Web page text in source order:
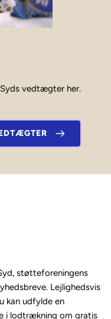
vedtægter her.
støtteforeningens
Lejlighedsvis
kan udfylde en
i lodtrækning om gratis